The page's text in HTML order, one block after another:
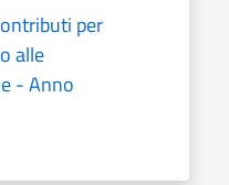
per
alle
- Anno